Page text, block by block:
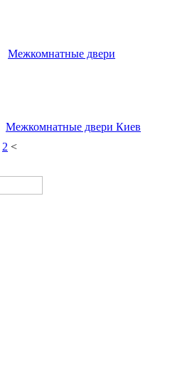
Межкомнатные двери
Межкомнатные двери Киев
2 <